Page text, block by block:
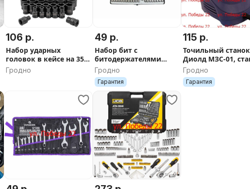
106 р.
Набор ударных
головок в кейсе на 35
предметов 1/2''(6гр.)
Гродно
49 р.
Набор бит с
битодержателями
RockFORCE, 42
предмета, в кейсе мет.
Гродно
Гарантия
115 р.
Точильный станок
Диолд МЗС-01,
для заточки сверл
Гродно
Гарантия